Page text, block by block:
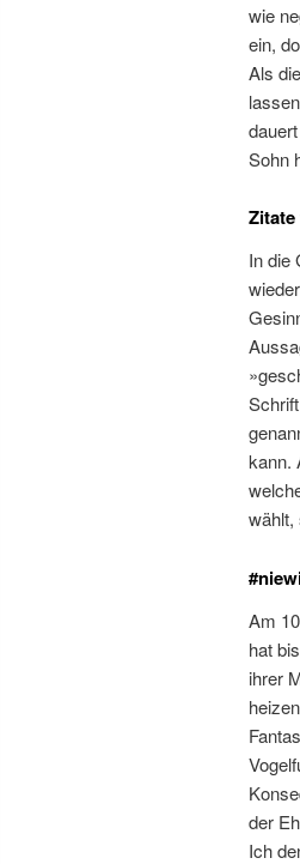
wie
ein,
Als
Sohn
In die
kann.
wählt,
Am
hat
ihrer
der
Ich